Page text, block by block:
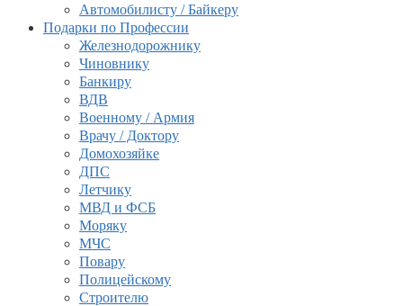
Автомобилисту / Байкеру
Подарки по Профессии
Железнодорожнику
Чиновнику
Банкиру
ВДВ
Военному / Армия
Врачу / Доктору
Домохозяйке
ДПС
Летчику
МВД и ФСБ
Моряку
МЧС
Повару
Полицейскому
Строителю